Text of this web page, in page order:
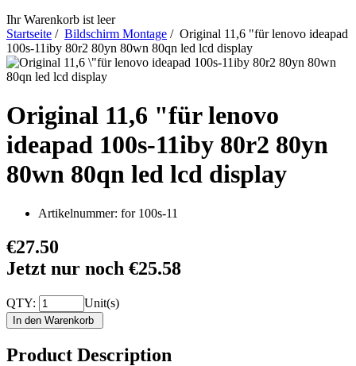
Ihr Warenkorb ist leer
Startseite / Bildschirm Montage / Original 11,6 "für lenovo ideapad
100s-11iby 80r2 80yn 80wn 80qn led lcd display
Original 11,6 "für lenovo
ideapad 100s-11iby 80r2 80yn
80wn 80qn led lcd display
Artikelnummer: for 100s-11
€27.50
Jetzt nur noch €25.58
QTY: Unit(s)
Product Description